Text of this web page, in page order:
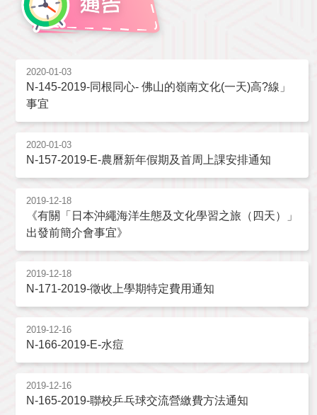
2020-01-03
N-145-2019-同根同心- 佛山的嶺南文化(一天)高?線」
事宜
2020-01-03
N-157-2019-E-農曆新年假期及首周上課安排通知
2019-12-18
《有關「日本沖繩海洋生態及文化學習之旅（四天）」
出發前簡介會事宜》
2019-12-18
N-171-2019-徵收上學期特定費用通知
2019-12-16
N-166-2019-E-水痘
2019-12-16
N-165-2019-聯校乒乓球交流營繳費方法通知